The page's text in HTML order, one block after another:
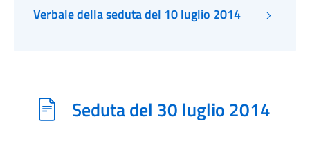
Verbale della seduta del 10 luglio 2014
Seduta del 30 luglio 2014